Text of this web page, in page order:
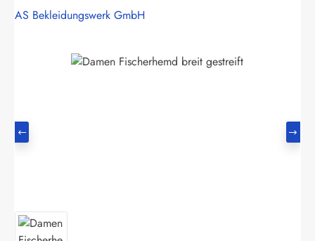
AS Bekleidungswerk GmbH
Bildergalerie überspringen